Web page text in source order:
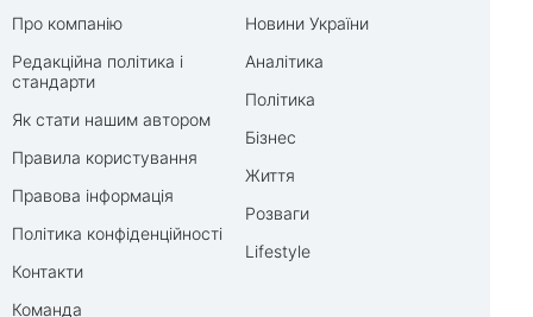
Про компанію
Редакційна політика і
стандарти
Як стати нашим автором
Правила користування
Правова інформація
Політика конфіденційності
Контакти
Команда
Новини України
Аналітика
Політика
Бізнес
Життя
Розваги
Lifestyle